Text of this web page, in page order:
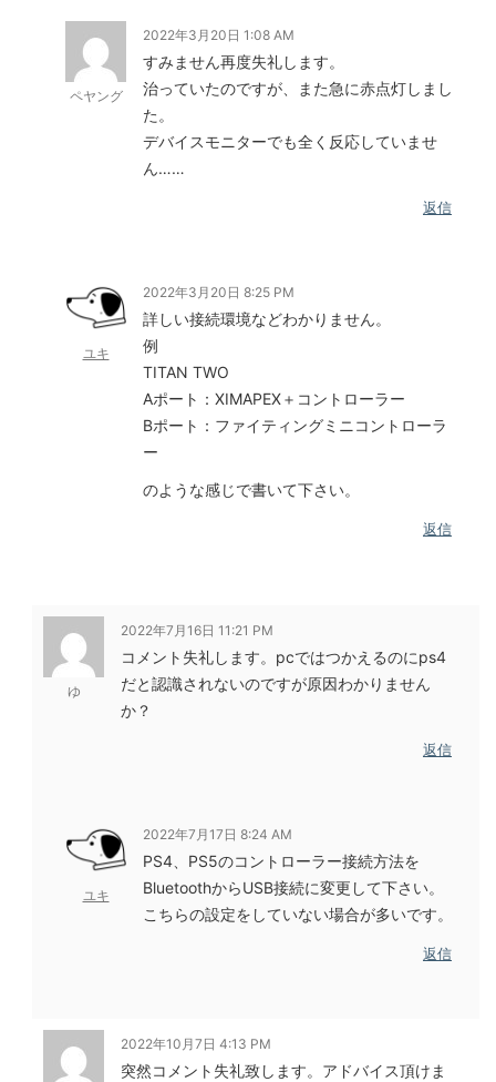
ペヤング
2022年3月20日 1:08 AM
すみません再度失礼します。
治っていたのですが、また急に赤点灯しまし
た。
デバイスモニターでも全く反応していませ
ん……
返信
ユキ
2022年3月20日 8:25 PM
詳しい接続環境などわかりません。
例
TITAN TWO
Aポート：XIMAPEX＋コントローラー
Bポート：ファイティングミニコントローラ
ー
のような感じで書いて下さい。
返信
ゆ
2022年7月16日 11:21 PM
コメント失礼します。pcではつかえるのにps4
だと認識されないのですが原因わかりません
か？
返信
ユキ
2022年7月17日 8:24 AM
PS4、PS5のコントローラー接続方法を
BluetoothからUSB接続に変更して下さい。
こちらの設定をしていない場合が多いです。
返信
2022年10月7日 4:13 PM
突然コメント失礼致します。アドバイス頂けま